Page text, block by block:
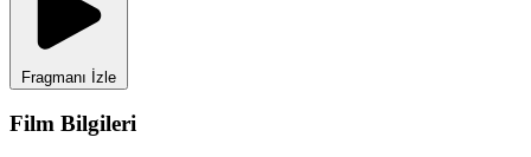
Fragmanı İzle
Film Bilgileri